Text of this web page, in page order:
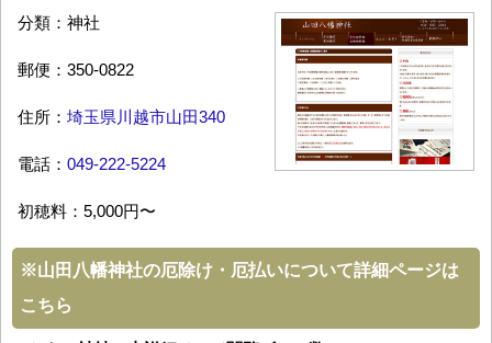
分類：神社
郵便：350-0822
住所： 埼玉県川越市山田340
電話： 049-222-5224
初穂料：5,000円〜
※山田八幡神社の厄除け・厄払いについて詳細ページは
こちら